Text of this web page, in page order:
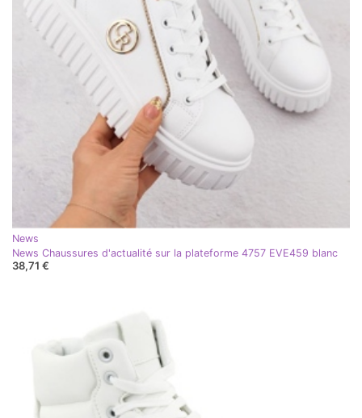
News
News Chaussures d'actualité sur la plateforme 4757 EVE459 blanc
38,71 €